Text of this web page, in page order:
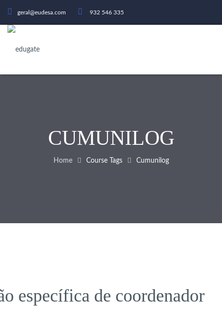
geral@eudesa.com 932 546 335
CUMUNILOG
Home Course Tags Cumunilog
específica de coordenador